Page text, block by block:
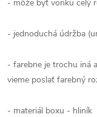
- môže byť vonku celý
- jednoduchá údržba
- farebne je trochu iná
vieme poslať farebný
- materiál boxu - hliník